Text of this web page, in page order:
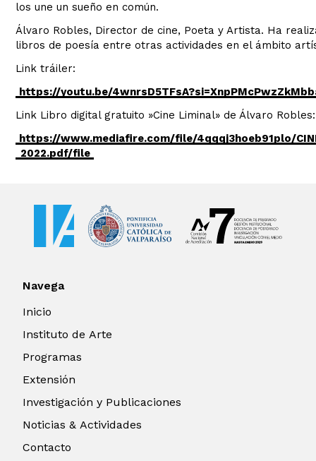
los une un sueño en común.
Álvaro Robles, Director de cine, Poeta y Artista. Ha
libros de poesía entre otras actividades en el ámbito
Link tráiler:
https://youtu.be/
Link Libro digital gratuito »Cine Liminal» de Álvaro Robles:
https://www.mediafire.com/file/4qqqj3hoeb91plo/
_2022.pdf/file
Navega
Inicio
Instituto de Arte
Programas
Extensión
Investigación y Publicaciones
Noticias & Actividades
Contacto